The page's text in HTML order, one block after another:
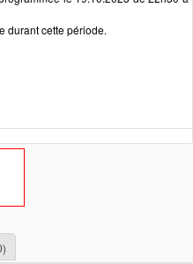
durant cette période.